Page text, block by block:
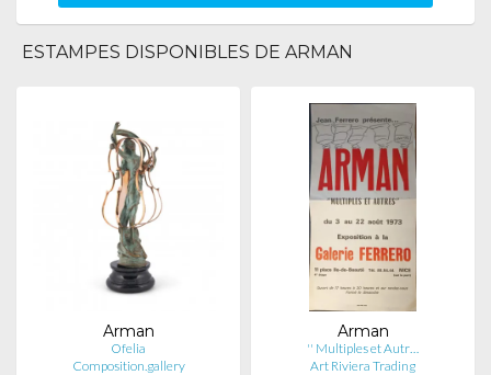
ESTAMPES DISPONIBLES DE ARMAN
Arman
Ofelia
Composition.gallery
Arman
'' Multiples et Autr…
Art Riviera Trading